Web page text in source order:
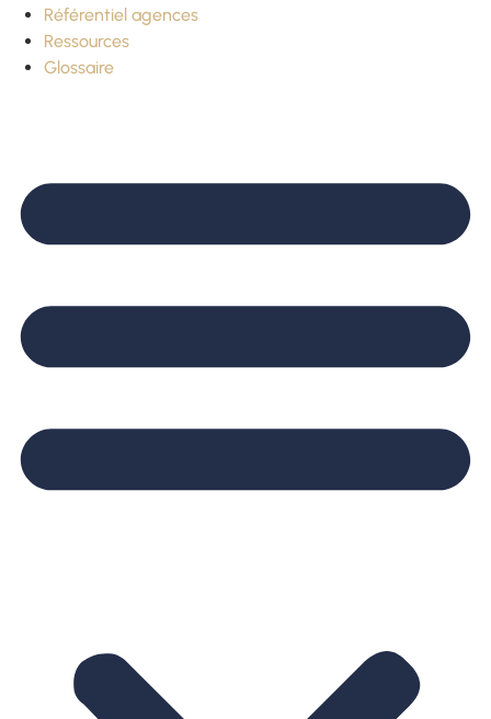
Référentiel agences
Ressources
Glossaire